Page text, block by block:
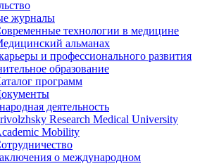
журналы
технологии в медицине
альманах
и профессионального развития
образование
программ
деятельность
Research Medical University
Mobility
о международном